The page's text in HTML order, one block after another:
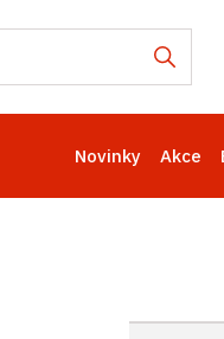
Novinky Akce